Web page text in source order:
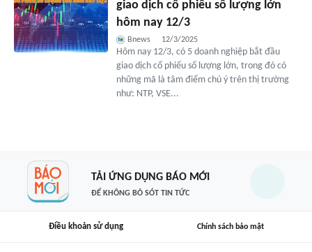
giao dịch cổ phiếu số lượng lớn
hôm nay 12/3
Bnews 12/3/2025
Hôm nay 12/3, có 5 doanh nghiệp bắt đầu
giao dịch cổ phiếu số lượng lớn, trong đó có
những mã là tâm điểm chú ý trên thị trường
như: NTP, VSE...
TẢI ỨNG DỤNG BÁO MỚI
ĐỂ KHÔNG BỎ SÓT TIN TỨC
Điều khoản sử dụng Chính sách bảo mật